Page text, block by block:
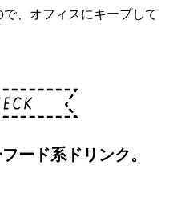
、オフィスにキープして
ード系ドリンク。